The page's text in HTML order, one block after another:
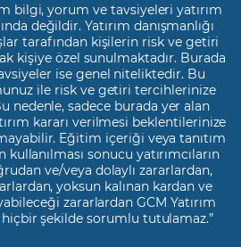
bilgi, yorum ve tavsiyeleri yatırım
değildir. Yatırım danışmanlığı
tarafından kişilerin risk ve getiri
kişiye özel sunulmaktadır. Burada
ise genel niteliktedir. Bu
ile risk ve getiri tercihlerinize
nedenle, sadece burada yer alan
kararı verilmesi beklentilerinize
Eğitim içeriği veya tanıtım
sonucu yatırımcıların
ve/veya dolaylı zararlardan,
yoksun kalınan kardan ve
zararlardan GCM Yatırım
şekilde sorumlu tutulamaz.”